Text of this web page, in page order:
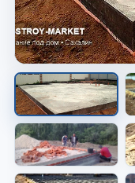
Опалубка
Показана форма
бетоном.